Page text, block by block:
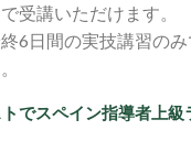
受講いただけます。
6日間の実技講習の
でスペイン指導者上級